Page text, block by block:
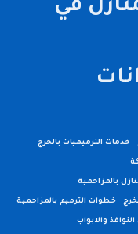
في
خدمات الترميميات بالخرج
بالمزاحمية
خطوات الترميم بالمزاحمية
والابواب